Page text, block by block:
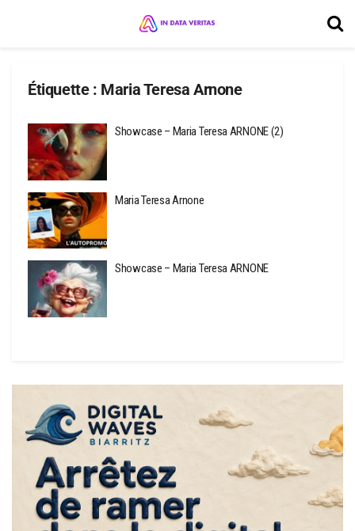
Étiquette : Maria Teresa Arnone
Showcase – Maria Teresa ARNONE (2)
Maria Teresa Arnone
Showcase – Maria Teresa ARNONE